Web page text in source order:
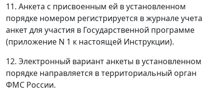
11. Анкета с присвоенным ей в установленном
порядке номером регистрируется в журнале учета
анкет для участия в Государственной программе
(приложение N 1 к настоящей Инструкции).
12. Электронный вариант анкеты в установленном
порядке направляется в территориальный орган
ФМС России.